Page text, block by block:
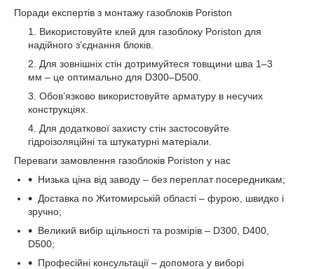
Поради експертів з монтажу газоблоків Poriston
Використовуйте клей для газоблоку Poriston для
надійного з’єднання блоків.
Для зовнішніх стін дотримуйтеся товщини шва 1–3
мм – це оптимально для D300–D500.
Обов’язково використовуйте арматуру в несучих
конструкціях.
Для додаткової захисту стін застосовуйте
гідроізоляційні та штукатурні матеріали.
Переваги замовлення газоблоків Poriston у нас
Низька ціна від заводу – без переплат посередникам;
Доставка по Житомирській області – фурою, швидко і
зручно;
Великий вибір щільності та розмірів – D300, D400,
D500;
Професійні консультації – допомога у виборі